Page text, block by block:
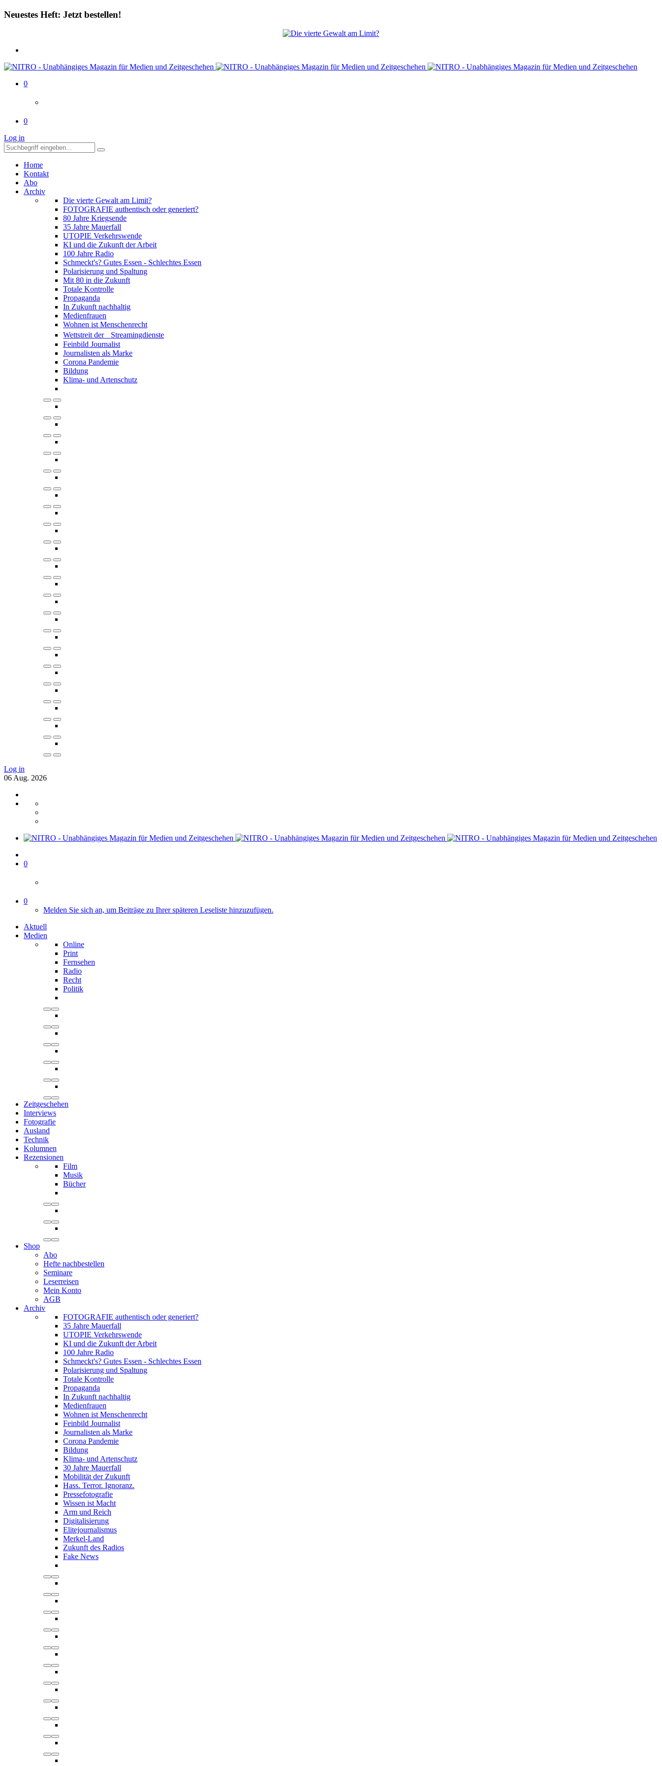
Neuestes Heft: Jetzt bestellen!
0
0
Log in
Home
Kontakt
Abo
Archiv
Die vierte Gewalt am Limit?
FOTOGRAFIE authentisch oder generiert?
80 Jahre Kriegsende
35 Jahre Mauerfall
UTOPIE Verkehrswende
KI und die Zukunft der Arbeit
100 Jahre Radio
Schmeckt's? Gutes Essen - Schlechtes Essen
Polarisierung und Spaltung
Mit 80 in die Zukunft
Totale Kontrolle
Propaganda
In Zukunft nachhaltig
Medienfrauen
Wohnen ist Menschenrecht
Wettstreit der Streamingdienste
Feinbild Journalist
Journalisten als Marke
Corona Pandemie
Bildung
Klima- und Artenschutz
Log in
06 Aug. 2026
0
0
Melden Sie sich an, um Beiträge zu Ihrer späteren Leseliste hinzuzufügen.
Aktuell
Medien
Online
Print
Fernsehen
Radio
Recht
Politik
Zeitgeschehen
Interviews
Fotografie
Ausland
Technik
Kolumnen
Rezensionen
Film
Musik
Bücher
Shop
Abo
Hefte nachbestellen
Seminare
Leserreisen
Mein Konto
AGB
Archiv
FOTOGRAFIE authentisch oder generiert?
35 Jahre Mauerfall
UTOPIE Verkehrswende
KI und die Zukunft der Arbeit
100 Jahre Radio
Schmeckt's? Gutes Essen - Schlechtes Essen
Polarisierung und Spaltung
Totale Kontrolle
Propaganda
In Zukunft nachhaltig
Medienfrauen
Wohnen ist Menschenrecht
Feinbild Journalist
Journalisten als Marke
Corona Pandemie
Bildung
Klima- und Artenschutz
30 Jahre Mauerfall
Mobilität der Zukunft
Hass. Terror. Ignoranz.
Pressefotografie
Wissen ist Macht
Arm und Reich
Digitalisierung
Elitejournalismus
Merkel-Land
Zukunft des Radios
Fake News